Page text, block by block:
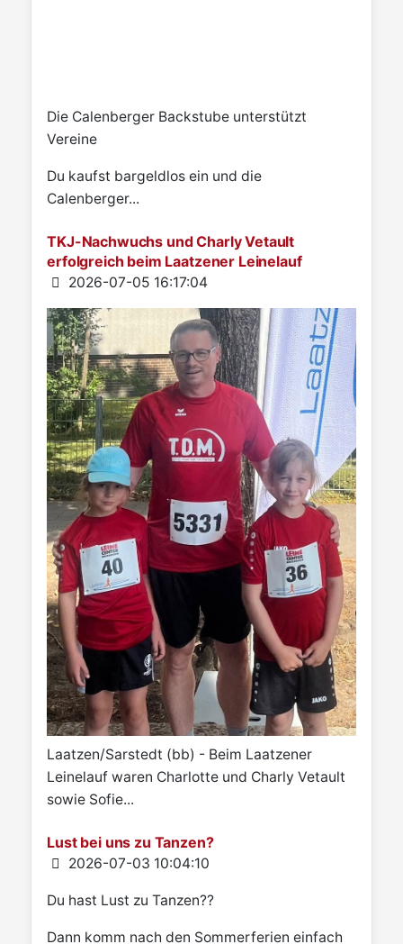
Die Calenberger Backstube unterstützt
Vereine
Du kaufst bargeldlos ein und die
Calenberger...
TKJ-Nachwuchs und Charly Vetault
erfolgreich beim Laatzener Leinelauf
Details
2026-07-05 16:17:04
Laatzen/Sarstedt (bb) - Beim Laatzener
Leinelauf waren Charlotte und Charly Vetault
sowie Sofie...
Lust bei uns zu Tanzen?
Details
2026-07-03 10:04:10
Du hast Lust zu Tanzen??
Dann komm nach den Sommerferien einfach